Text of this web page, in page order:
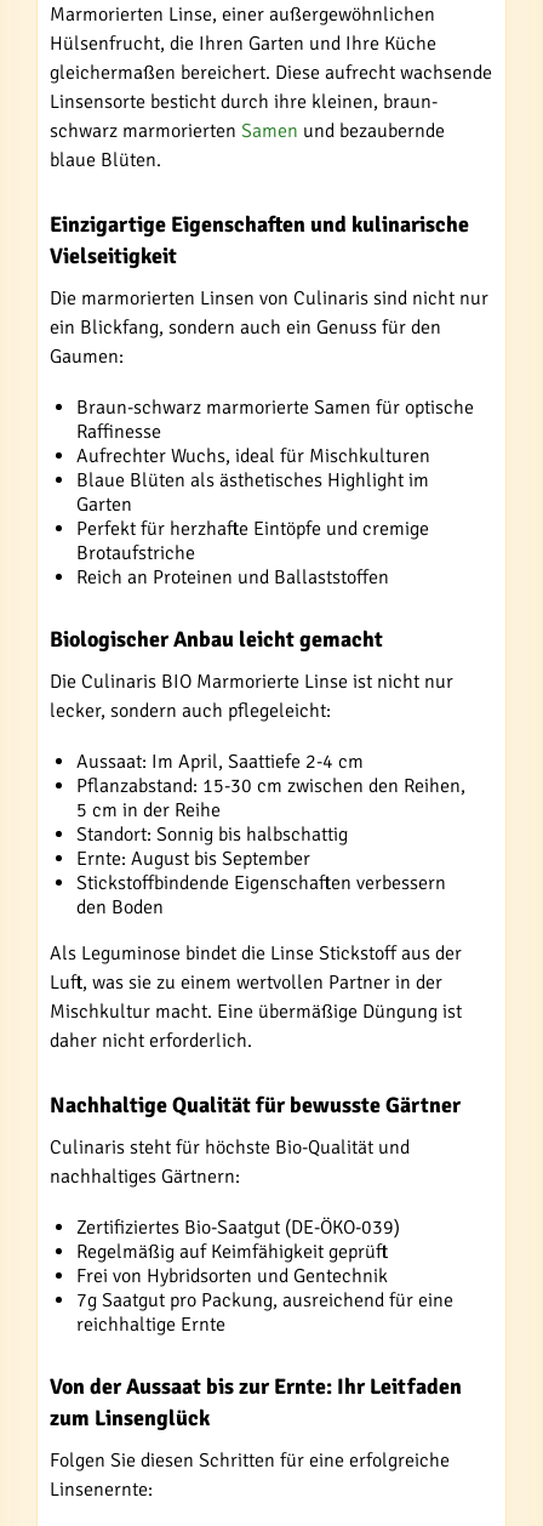
Marmorierten Linse, einer außergewöhnlichen
Hülsenfrucht, die Ihren Garten und Ihre Küche
gleichermaßen bereichert. Diese aufrecht wachsende
Linsensorte besticht durch ihre kleinen, braun-
schwarz marmorierten Samen und bezaubernde
blaue Blüten.
Einzigartige Eigenschaften und kulinarische
Vielseitigkeit
Die marmorierten Linsen von Culinaris sind nicht nur
ein Blickfang, sondern auch ein Genuss für den
Gaumen:
Braun-schwarz marmorierte Samen für optische
Raffinesse
Aufrechter Wuchs, ideal für Mischkulturen
Blaue Blüten als ästhetisches Highlight im
Garten
Perfekt für herzhafte Eintöpfe und cremige
Brotaufstriche
Reich an Proteinen und Ballaststoffen
Biologischer Anbau leicht gemacht
Die Culinaris BIO Marmorierte Linse ist nicht nur
lecker, sondern auch pflegeleicht:
Aussaat: Im April, Saattiefe 2-4 cm
Pflanzabstand: 15-30 cm zwischen den Reihen,
5 cm in der Reihe
Standort: Sonnig bis halbschattig
Ernte: August bis September
Stickstoffbindende Eigenschaften verbessern
den Boden
Als Leguminose bindet die Linse Stickstoff aus der
Luft, was sie zu einem wertvollen Partner in der
Mischkultur macht. Eine übermäßige Düngung ist
daher nicht erforderlich.
Nachhaltige Qualität für bewusste Gärtner
Culinaris steht für höchste Bio-Qualität und
nachhaltiges Gärtnern:
Zertifiziertes Bio-Saatgut (DE-ÖKO-039)
Regelmäßig auf Keimfähigkeit geprüft
Frei von Hybridsorten und Gentechnik
7g Saatgut pro Packung, ausreichend für eine
reichhaltige Ernte
Von der Aussaat bis zur Ernte: Ihr Leitfaden
zum Linsenglück
Folgen Sie diesen Schritten für eine erfolgreiche
Linsenernte: